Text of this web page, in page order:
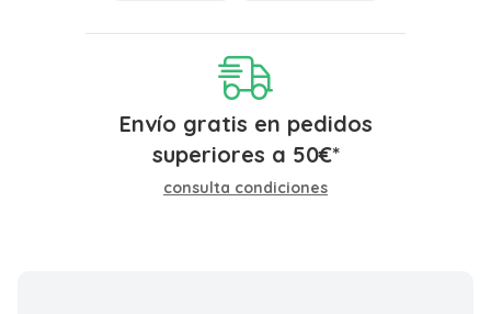
Envío gratis en pedidos
superiores a 50€*
consulta condiciones